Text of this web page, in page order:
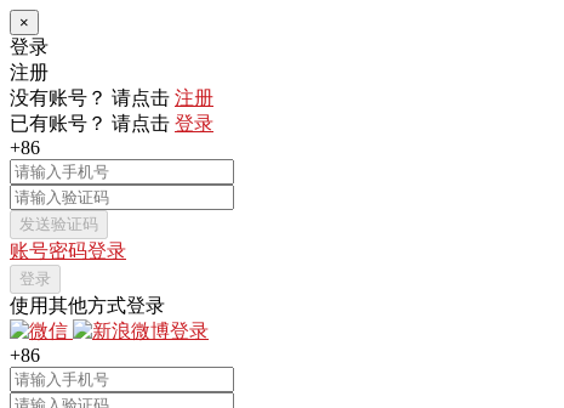
×
登录
注册
没有账号？ 请点击 注册
已有账号？ 请点击 登录
+86
发送验证码
账号密码登录
登录
使用其他方式登录
+86